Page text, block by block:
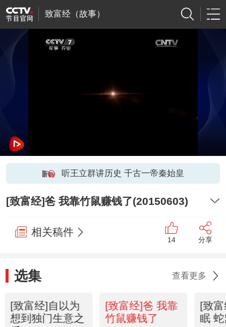
致富经（故事）
听王立群讲历史 千古一帝秦始皇
[致富经]爸 我靠竹鼠赚钱了(20150603)
相关稿件
14 分享
选集 查看更多
[致富经]自以为
想到独门生意之
[致富经]爸 我靠
竹鼠赚钱了
[致
眠